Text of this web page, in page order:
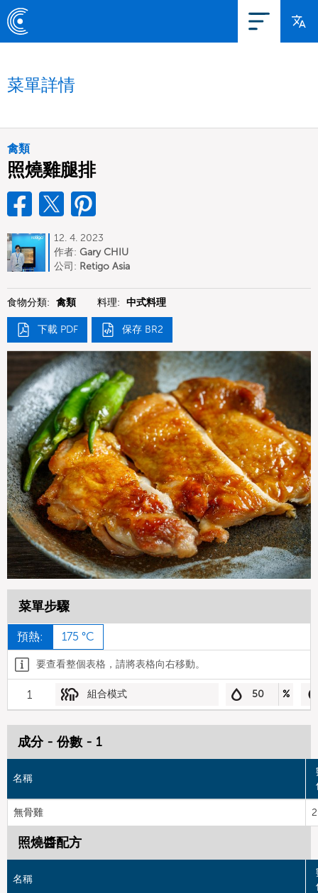
菜單詳情
禽類
照燒雞腿排
12. 4. 2023
作者: Gary CHIU
公司: Retigo Asia
食物分類: 禽類 料理: 中式料理
下載 PDF 保存 BR2
菜單步驟
預熱: 175 °C
要查看整個表格，請將表格向右移動。
1 組合模式 50 %
成分 - 份數 - 1
名稱
無骨雞
照燒醬配方
名稱